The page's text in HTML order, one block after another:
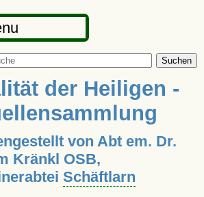
Suchen
der Heiligen -
von Abt em. Dr.
Kränkl OSB,
Schäftlarn